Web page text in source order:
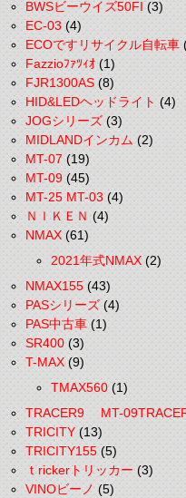
BWSビーウイズ50FI(3)
EC-03(4)
ECOですリサイクル自転車
Fazzioﾌｧﾂｨｵ(1)
FJR1300AS(8)
HID&LEDヘッドライト(4)
JOGシリーズ(3)
MIDLANDインカム(2)
MT-07(19)
MT-09(45)
MT-25 MT-03(4)
ＮＩＫＥＮ(4)
NMAX(61)
2021年式NMAX(2)
NMAX155(43)
PASシリーズ(4)
PAS中古車(1)
SR400(3)
T-MAX(9)
TMAX560(1)
TRACER9 MT-
TRICITY(13)
TRICITY155(5)
ｔrickerトリッカー(3)
VINOビーノ(5)